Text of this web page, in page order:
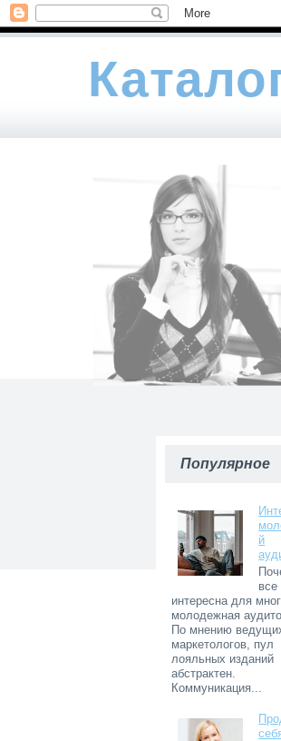
Популярное
й
интересна для
молодежная
По мнению
маркетологов, пул
лояльных изданий
абстрактен.
Коммуникация...